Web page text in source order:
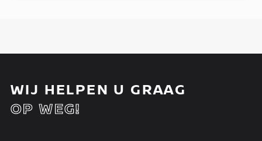
WIJ HELPEN U GRAAG
OP WEG!